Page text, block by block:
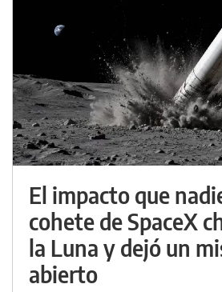
El impacto que
cohete de SpaceX
la Luna y dejó un
abierto